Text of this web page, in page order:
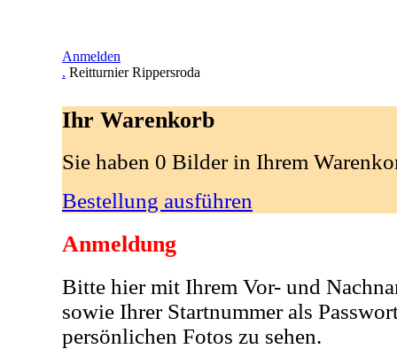
Anmelden
. Reitturnier Rippersroda
Ihr Warenkorb
Sie haben 0 Bilder in Ihrem
Bestellung ausführen
Anmeldung
Bitte hier mit Ihrem Vor- und
sowie Ihrer Startnummer als
persönlichen Fotos zu sehen.